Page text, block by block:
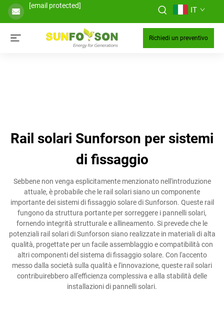
[email protected] IT
Richiedi un preventivo
Rail solari Sunforson per sistemi
di fissaggio
Sebbene non venga esplicitamente menzionato nell'introduzione
attuale, è probabile che le rail solari siano un componente
importante dei sistemi di fissaggio solare di Sunforson. Queste rail
fungono da struttura portante per sorreggere i pannelli solari,
fornendo integrità strutturale e allineamento. Si prevede che le
potenziali rail solari di Sunforson siano realizzate in materiali di alta
qualità, progettate per un facile assemblaggio e compatibilità con
altri componenti del sistema di fissaggio solare. Con l'accento
messo dalla società sulla qualità e l'innovazione, queste rail solari
contribuirebbero all'efficienza complessiva e alla stabilità delle
installazioni di pannelli solari.